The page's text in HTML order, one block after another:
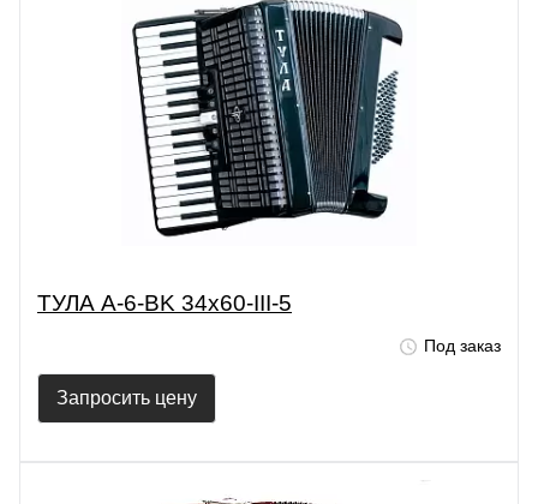
ТУЛА A-6-BK 34х60-III-5
Под заказ
Запросить цену